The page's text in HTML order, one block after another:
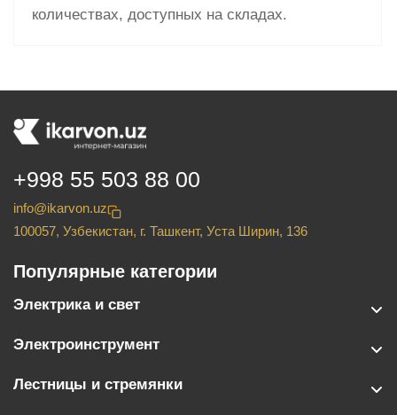
количествах, доступных на складах.
+998 55 503 88 00
info@ikarvon.uz
100057, Узбекистан, г. Ташкент, Уста Ширин, 136
Популярные категории
Электрика и свет
Электроинструмент
Лестницы и стремянки